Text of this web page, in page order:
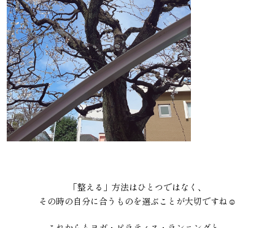
「整える」方法はひとつではなく、
その時の自分に合うものを選ぶことが大切ですね☺️